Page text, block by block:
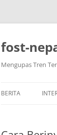
Skip
content
fost-
Mengupas Tren
BERITA